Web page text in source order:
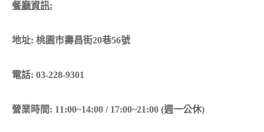
餐廳資訊:
地址: 桃園市壽昌街20巷56號
電話: 03-228-9301
營業時間: 11:00~14:00 / 17:00~21:00 (週一公休)